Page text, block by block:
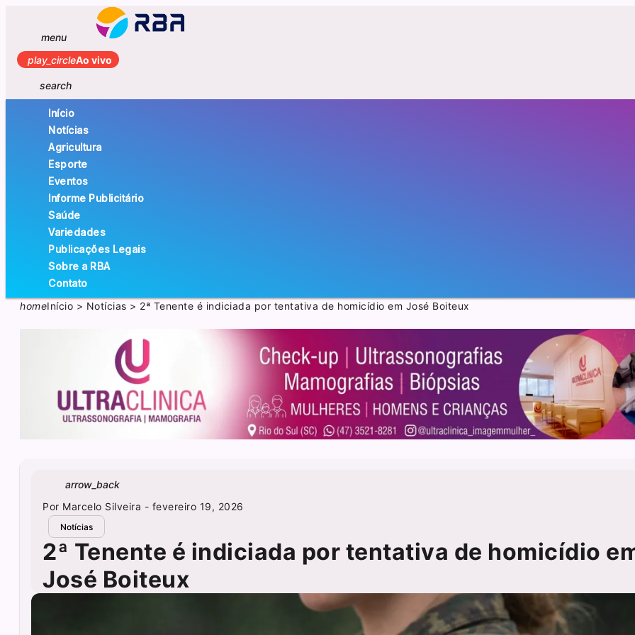
menu
play_circleAo vivo
search
Início
Notícias
Agricultura
Esporte
Eventos
Informe Publicitário
Saúde
Variedades
Publicações Legais
Sobre a RBA
Contato
homeInício > Notícias > 2ª Tenente é indiciada por tentativa de homicídio em José Boiteux
arrow_back
Por Marcelo Silveira - fevereiro 19, 2026
Notícias
2ª Tenente é indiciada por tentativa de homicídio
José Boiteux